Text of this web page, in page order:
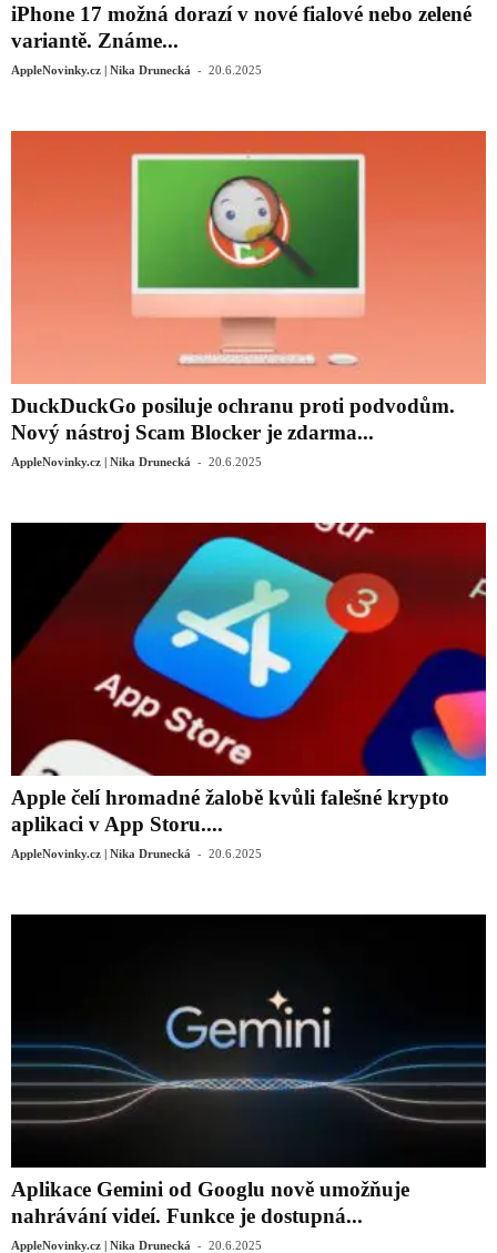
iPhone 17 možná dorazí v nové fialové nebo zelené
variantě. Známe...
AppleNovinky.cz | Nika Drunecká - 20.6.2025
DuckDuckGo posiluje ochranu proti podvodům.
Nový nástroj Scam Blocker je zdarma...
AppleNovinky.cz | Nika Drunecká - 20.6.2025
Apple čelí hromadné žalobě kvůli falešné krypto
aplikaci v App Storu....
AppleNovinky.cz | Nika Drunecká - 20.6.2025
Aplikace Gemini od Googlu nově umožňuje
nahrávání videí. Funkce je dostupná...
AppleNovinky.cz | Nika Drunecká - 20.6.2025